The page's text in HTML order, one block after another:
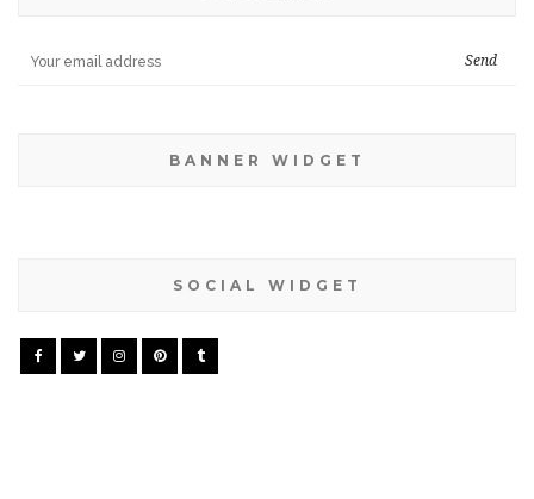
BANNER WIDGET
SOCIAL WIDGET